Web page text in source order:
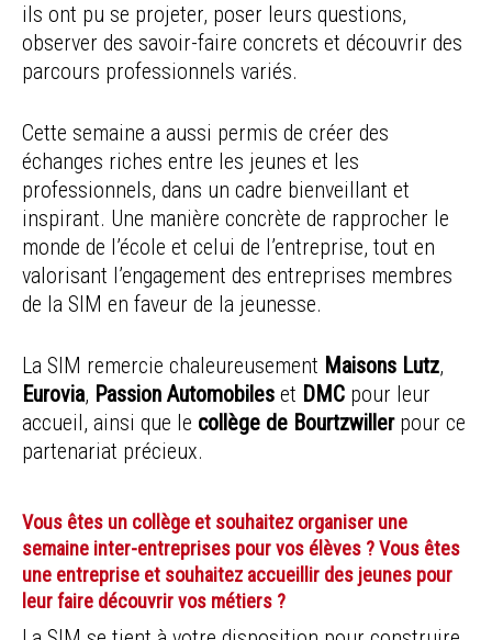
ils ont pu se projeter, poser leurs questions,
observer des savoir-faire concrets et découvrir des
parcours professionnels variés.
Cette semaine a aussi permis de créer des
échanges riches entre les jeunes et les
professionnels, dans un cadre bienveillant et
inspirant. Une manière concrète de rapprocher le
monde de l’école et celui de l’entreprise, tout en
valorisant l’engagement des entreprises membres
de la SIM en faveur de la jeunesse.
La SIM remercie chaleureusement Maisons Lutz,
Eurovia, Passion Automobiles et DMC pour leur
accueil, ainsi que le collège de Bourtzwillerpour ce
partenariat précieux.
Vous êtes un collège et souhaitez organiser une
semaine inter-entreprises pour vos élèves ? Vous êtes
une entreprise et souhaitez accueillir des jeunes pour
leur faire découvrir vos métiers ?